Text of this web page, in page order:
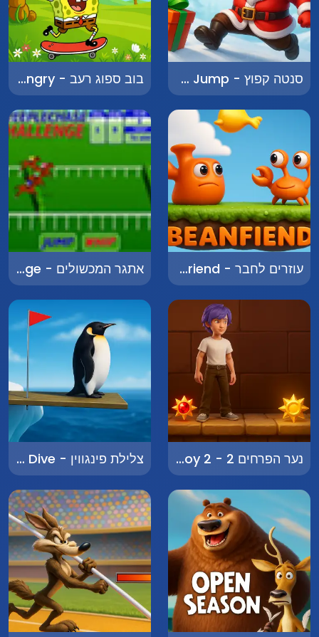
סנטה קפוץ - Santa Jump בוב ספוג רעב - SpongeBob Hungry
עוזרים לחבר - Helping a Friend אתגר המכשולים - Steeplechase Challenge
נער הפרחים 2 - Flower Boy 2 צלילת פינגווין - Penguin Dive